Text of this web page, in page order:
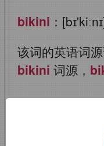
bikini ：
该词的英语词
bikini 词源，